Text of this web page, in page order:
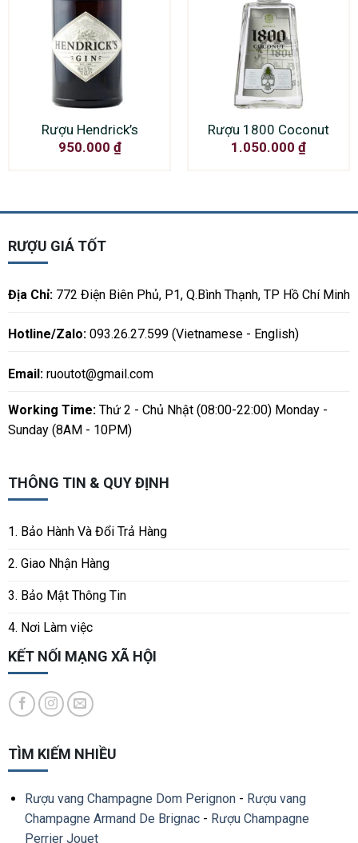
Rượu Hendrick’s
950.000 ₫
Rượu 1800 Coconut
1.050.000 ₫
RƯỢU GIÁ TỐT
Địa Chỉ:772 Điện Biên Phủ, P1, Q.Bình Thạnh, TP Hồ Chí Minh
Hotline/Zalo:093.26.27.599 (Vietnamese - English)
Email: ruoutot@gmail.com
Working Time:Thứ 2 - Chủ Nhật (08:00-22:00) Monday -
Sunday (8AM - 10PM)
THÔNG TIN & QUY ĐỊNH
1. Bảo Hành Và Đổi Trả Hàng
2. Giao Nhận Hàng
3. Bảo Mật Thông Tin
4. Nơi Làm việc
KẾT NỐI MẠNG XÃ HỘI
TÌM KIẾM NHIỀU
Rượu vang Champagne Dom Perignon- Rượu vang
Champagne Armand De Brignac- Rượu Champagne
Perrier Jouet